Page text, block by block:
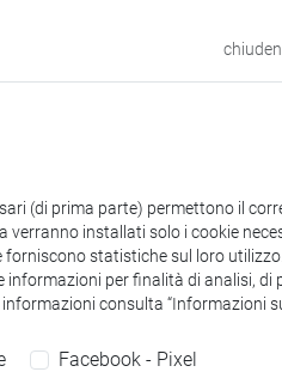
E SOCIETÀ DELL'ASIA E
(di prima parte) permettono il
verranno installati solo i cookie
statistiche sul loro
per finalità di analisi, di
consulta “Informazioni
Facebook - Pixel